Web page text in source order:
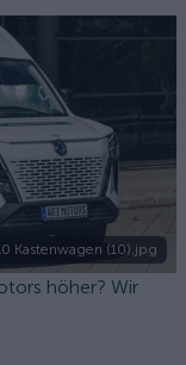
Kastenwagen (10).jpg
höher? Wir